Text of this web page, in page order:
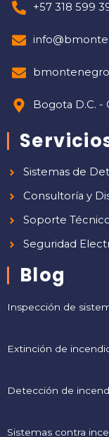
+57 318 599
Bogota D.C. -
Sistemas de
Consultoría y
Soporte
Seguridad
Blog
Inspección de
Extinción de
Detección de
Sistemas contra